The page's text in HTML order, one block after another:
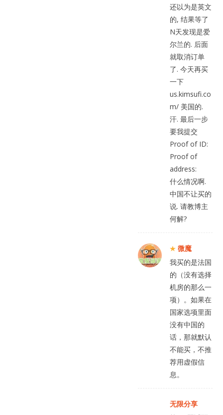
还以为是英文
的, 结果等了
N天发现是爱
尔兰的. 后面
就取消订单
了. 今天再买
一下
us.kimsufi.co
m/ 美国的.
汗. 最后一步
要我提交
Proof of ID:
Proof of
address:
什么情况啊.
中国不让买的
说. 请教博主
何解?
微魔
我买的是法国
的（没有选择
机房的那么一
项）。如果在
国家选项里面
没有中国的
话，那就默认
不能买，不推
荐用虚假信
息。
无限分享